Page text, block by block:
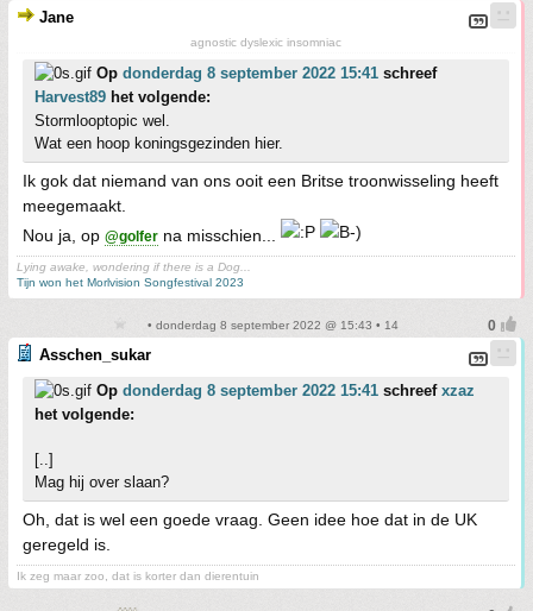
Jane
agnostic dyslexic insomniac
Op donderdag 8 september 2022 15:41 schreef
Harvest89 het volgende:
Stormlooptopic wel.
Wat een hoop koningsgezinden hier.
Ik gok dat niemand van ons ooit een Britse troonwisseling heeft
meegemaakt.
Nou ja, op @golfer na misschien...
Lying awake, wondering if there is a Dog...
Tijn won het Morlvision Songfestival 2023
• donderdag 8 september 2022 @ 15:43 • 14
Asschen_sukar
Op donderdag 8 september 2022 15:41 schreef xzaz
het volgende:
[..]
Mag hij over slaan?
Oh, dat is wel een goede vraag. Geen idee hoe dat in de UK
geregeld is.
Ik zeg maar zoo, dat is korter dan dierentuin